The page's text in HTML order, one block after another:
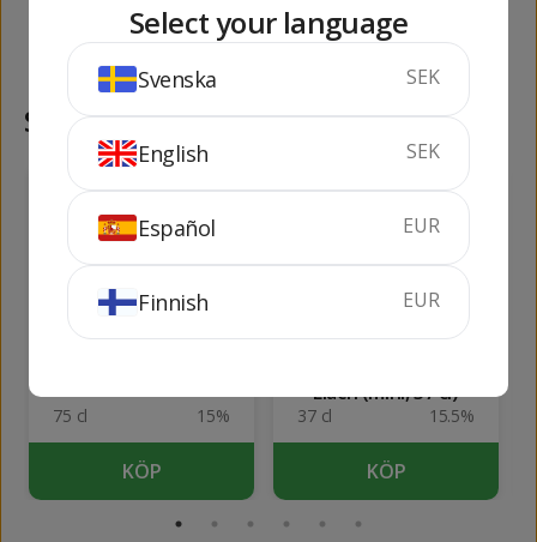
KÖP
Samma kategori
166
75 cl 15%
KÖP
139 kr
Llach (mini, 37 cl)
37 cl 15.5%
KÖP
Select your language
Svenska SEK
English SEK
Español EUR
Finnish EUR